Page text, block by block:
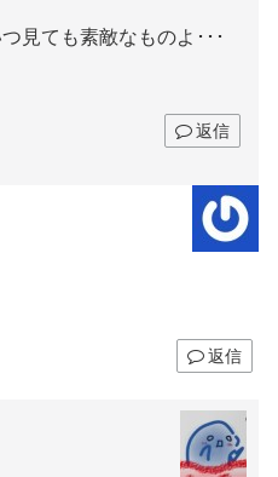
見ても素敵なものよ･･･
返信
返信